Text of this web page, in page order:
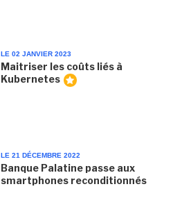
LE 02 JANVIER 2023
Maitriser les coûts liés à
Kubernetes
LE 21 DÉCEMBRE 2022
Banque Palatine passe aux
smartphones reconditionnés